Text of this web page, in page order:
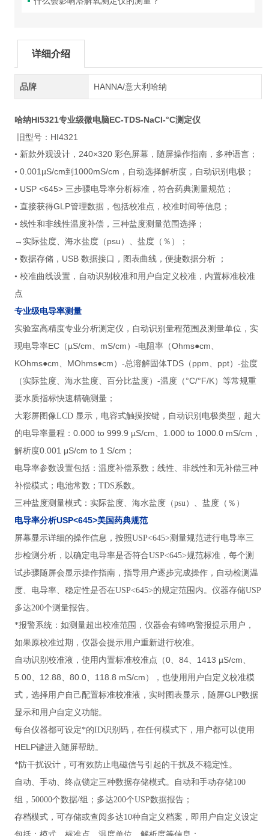
详细介绍
品牌 HANNA/意大利哈纳
哈纳HI5321专业级微电脑EC-TDS-NaCI-°C测定仪
旧型号：HI4321
• 新款外观设计， 240×320 彩色屏幕，随屏操作指南，多种语言；
• 0.001µS/cm到 1000mS/cm ，自动选择解析度，自动识别电极；
• USP <645> 三步骤电导率分析标准，符合药典测量规范；
• 直接获得GLP管理数据，包括校准点，校准时间等信息；
• 线性和非线性温度补偿，三种盐度测量范围选择；
→ 实际盐度、海水盐度（ psu ）、盐度（ ％ ）；
• 数据存储， USB 数据接口 ，图表曲线，便捷数据分析 ；
• 校准曲线设置，自动识别校准和用户自定义校准，内置标准校准
点
专业级电导率测量
实验室高精度专业分析测定仪 ，自动识别量程范围及测量单位，实
现电导率EC（µS/cm、mS/cm） -电阻率（Ohms●cm、
KOhms●cm、MOhms●cm ）-总溶解固体TDS（ppm、ppt） -盐度
（实际盐度、海水盐度、百分比盐度）-温度（ °C/°F/K）等常规重
要水质指标快速精确测量；
大彩屏图像LCD 显示，电容式触摸按键，自动识别电极类型，超大
的电导率量程： 0.000 to 999.9 µS/cm、1.000 to 1000.0 mS/cm，
解析度0.001 μS/cm to 1 S/cm；
电导率参数设置包括：温度补偿系数；线性、非线性和无补偿三种
补偿模式；电池常数；TDS系数。
三种盐度测量模式：实际盐度、海水盐度（psu）、盐度（％）
电导率分析USP<645>美国药典规范
屏幕显示详细的操作信息，按照USP<645>测量规范进行电导率三
步检测分析，以确定电导率是否符合USP<645>规范标准，每个测
试步骤随屏会显示操作指南，指导用户逐步完成操作，自动检测温
度、电导率、稳定性是否在USP<645>的规定范围内。仪器存储USP
多达200个测量报告。
*报警系统：如测量超出校准范围，仪器会有蜂鸣警报提示用户，
如果原校准过期，仪器会提示用户重新进行校准。
自动识别校准液，使用内置标准校准点（0、84、1413 µS/cm、
5.00、12.88、80.0、118.8 mS/cm ），也使用用户自定义校准模
式，选择用户自己配置标准校准液，实时图表显示，随屏GLP数据
显示和用户自定义功能。
每台仪器都可设定*的ID识别码，在任何模式下，用户都可以使用
HELP键进入随屏帮助。
*防干扰设计，可有效防止电磁信号引起的干扰及不稳定性。
自动、手动、终点锁定三种数据存储模式。自动和手动存储100
组，50000个数据/组；多达200个USP数据报告；
存档模式，可存储或查阅多达10种自定义档案，即用户自定义设定